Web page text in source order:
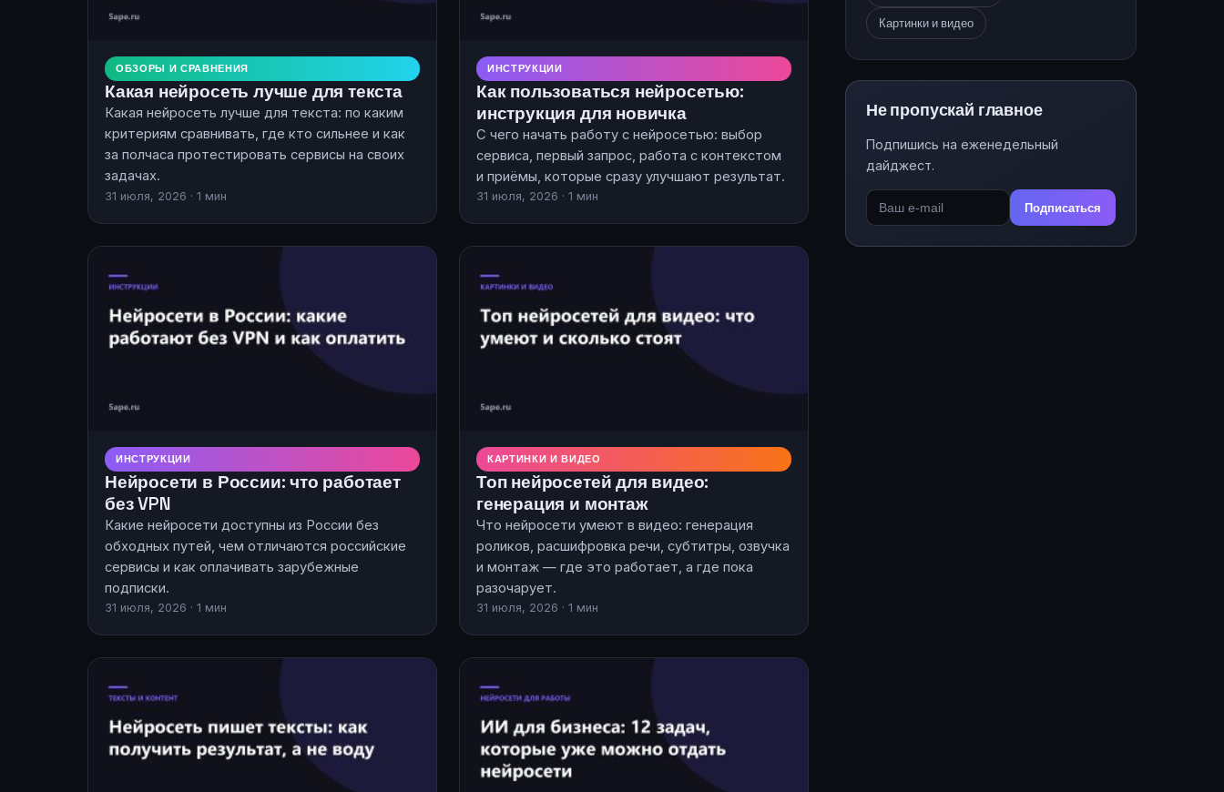
ОБЗОРЫ И СРАВНЕНИЯ
Какая нейросеть лучше для текста
Какая нейросеть лучше для текста: по каким
критериям сравнивать, где кто сильнее и как
за полчаса протестировать сервисы на своих
задачах.
31 июля, 2026 · 1 мин
ИНСТРУКЦИИ
Как пользоваться нейросетью:
инструкция для новичка
С чего начать работу с нейросетью: выбор
сервиса, первый запрос, работа с контекстом
и приёмы, которые сразу улучшают результат.
31 июля, 2026 · 1 мин
ИНСТРУКЦИИ
Нейросети в России: что работает
без VPN
Какие нейросети доступны из России без
обходных путей, чем отличаются российские
сервисы и как оплачивать зарубежные
подписки.
31 июля, 2026 · 1 мин
КАРТИНКИ И ВИДЕО
Топ нейросетей для видео:
генерация и монтаж
Что нейросети умеют в видео: генерация
роликов, расшифровка речи, субтитры, озвучка
и монтаж — где это работает, а где пока
разочарует.
31 июля, 2026 · 1 мин
Картинки и видео
Не пропускай главное
Подпишись на еженедельный
дайджест.
Подписаться